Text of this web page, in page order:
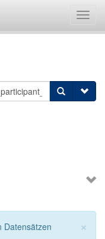
×
Datensätzen